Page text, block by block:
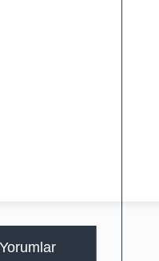
Yorumlar